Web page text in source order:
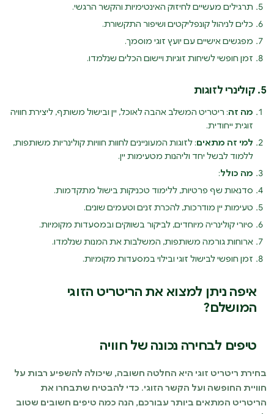
תרגילים מעשיים לחיזוק האינטימיות והקשר הרגשי.
כלים לניהול קונפליקטים ושיפור התקשורת.
מפגשים אישיים עם יועץ זוגי מוסמך.
זמן חופשי לשיחות זוגיות ויישום הכלים שנלמדו.
5. קולינרי לזוגות
מה זה: ריטריט המשלב אהבה לאוכל, יין ובישול משותף, ליצירת חוויה
זוגית ייחודית.
למי זה מתאים: לזוגות המעוניינים לחוות חוויות קולינריות משותפות,
ללמוד לבשל יחד וליהנות מטעימות יין.
מה כולל:
סדנאות שף פרטיות, ללימוד טכניקות בישול מתקדמות.
טעימות יין מודרכות, להכרת זנים וטעמים שונים.
סיורי קולינריה מיוחדים, לביקור בשווקים ובמסעדות מקומיות.
ארוחות גורמה משותפות, המשלבות את המנות שנלמדו.
זמן חופשי לבישול זוגי ובילוי במסעדות מקומיות.
איפה ניתן למצוא את הריטריט הזוגי
המושלם?
טיפים לבחירה נכונה של חוויה
בחירת ריטריט זוגי היא החלטה חשובה, שיכולה להשפיע רבות על
חוויית החופשה ועל הקשר הזוגי. כדי להבטיח שתבחרו את
הריטריט המתאים ביותר עבורכם, הנה כמה טיפים חשובים שטוב